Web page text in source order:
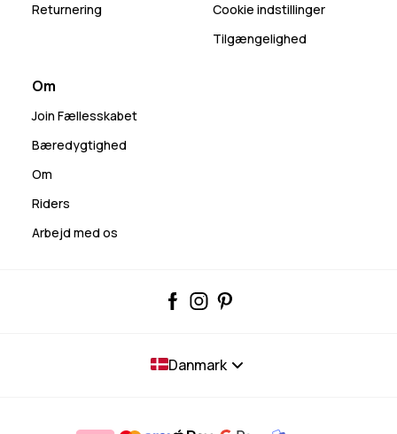
Returnering
Cookie indstillinger
Tilgængelighed
Om
Join Fællesskabet
Bæredygtighed
Om
Riders
Arbejd med os
Danmark